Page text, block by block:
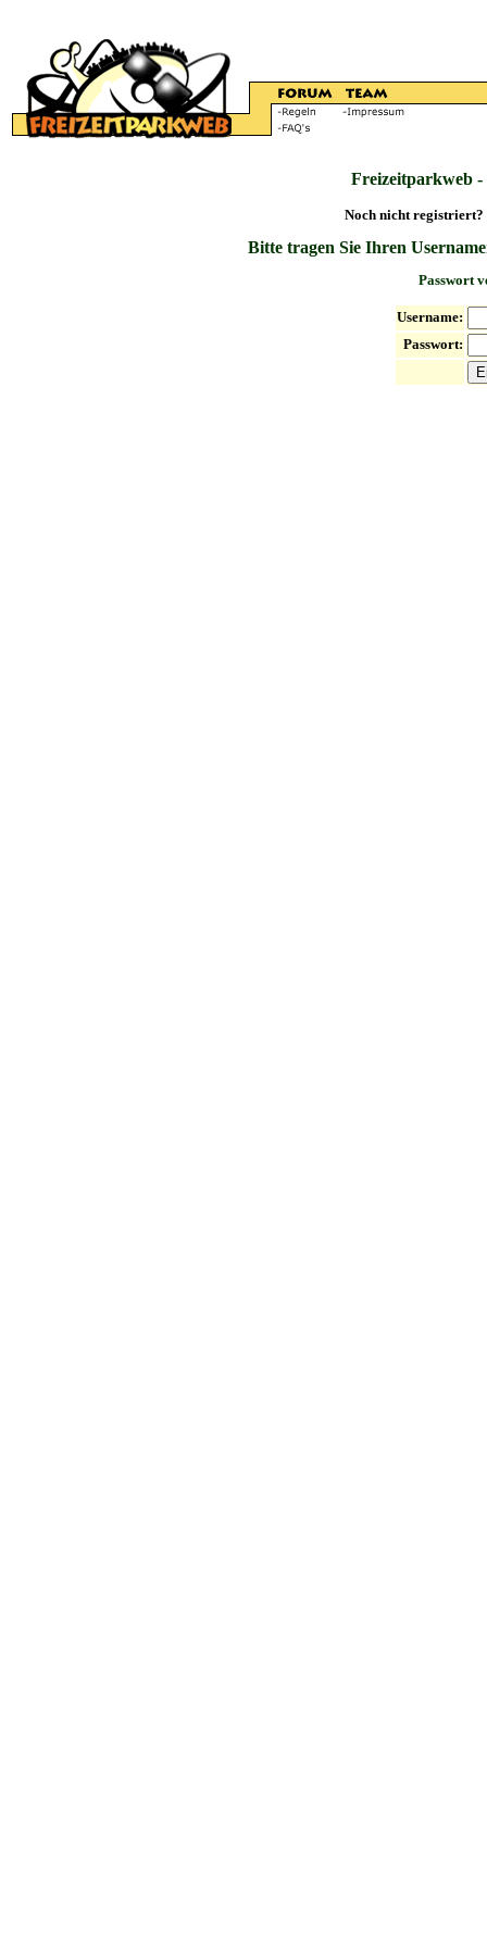
Freizeitparkweb
Noch nicht registriert?
Bitte tragen Sie Ihren
Passwort
Username:
Passwort: